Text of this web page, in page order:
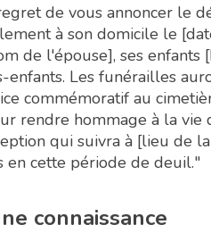
de vous annoncer le
à son domicile le
de l'épouse], ses enfants
Les funérailles
commémoratif au
rendre hommage à la
qui suivra à [lieu de
en cette période de deuil."
connaissance